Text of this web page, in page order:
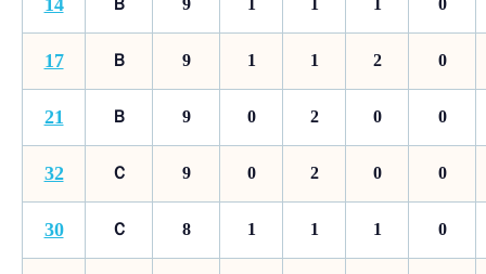
14 Ｂ 9 1 1 1 0
17 Ｂ 9 1 1 2 0
21 Ｂ 9 0 2 0 0
32 Ｃ 9 0 2 0 0
30 Ｃ 8 1 1 1 0